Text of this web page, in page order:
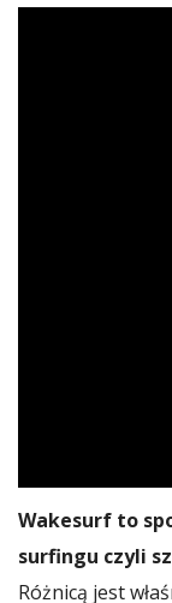
Wakesurf to
surfingu czyli
Różnicą jest